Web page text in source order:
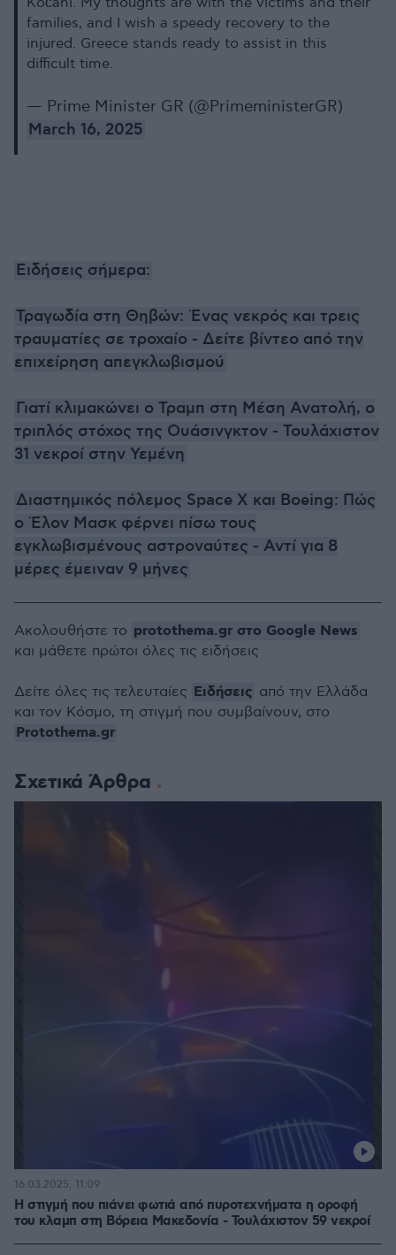
families, and I wish a speedy recovery to the
injured. Greece stands ready to assist in this
difficult time.
— Prime Minister GR (@PrimeministerGR)
March 16, 2025
Ειδήσεις σήμερα:
Τραγωδία στη Θηβών: Ένας νεκρός και τρεις
τραυματίες σε τροχαίο - Δείτε βίντεο από την
επιχείρηση απεγκλωβισμού
Γιατί κλιμακώνει ο Τραμπ στη Μέση Ανατολή, ο
τριπλός στόχος της Ουάσινγκτον - Τουλάχιστον
31 νεκροί στην Υεμένη
Διαστημικός πόλεμος Space X και Boeing: Πώς
ο Έλον Μασκ φέρνει πίσω τους
εγκλωβισμένους αστροναύτες - Αντί για 8
μέρες έμειναν 9 μήνες
Σχετικά Άρθρα
Η στιγμή που πιάνει φωτιά από πυροτεχνήματα η οροφή
του κλαμπ στη Βόρεια Μακεδονία - Τουλάχιστον 59 νεκροί
16.03.2025, 11:09
Ακολουθήστε το protothema.gr στο Google News
και μάθετε πρώτοι όλες τις ειδήσεις
Δείτε όλες τις τελευταίες Ειδήσεις από την Ελλάδα
και τον Κόσμο, τη στιγμή που συμβαίνουν, στο
Protothema.gr